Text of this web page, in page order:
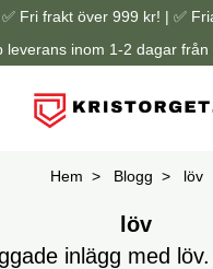
✅ Fri frakt över 999 kr! | ✅
leverans inom 1-2 dagar
Hem Blogg löv
löv
inlägg med